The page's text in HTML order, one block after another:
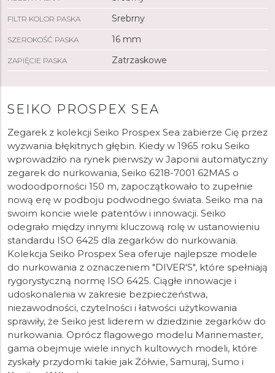
FILTR KOLOR PASKA Srebrny
SZEROKOŚĆ PASKA 16 mm
ZAPIĘCIE PASKA Zatrzaskowe
SEIKO PROSPEX SEA
Zegarek z kolekcji Seiko Prospex Sea zabierze Cię przez
wyzwania błękitnych głębin. Kiedy w 1965 roku Seiko
wprowadziło na rynek pierwszy w Japonii automatyczny
zegarek do nurkowania, Seiko 6218-7001 62MAS o
wodoodporności 150 m, zapoczątkowało to zupełnie
nową erę w podboju podwodnego świata. Seiko ma na
swoim koncie wiele patentów i innowacji. Seiko
odegrało między innymi kluczową rolę w ustanowieniu
standardu ISO 6425 dla zegarków do nurkowania.
Kolekcja Seiko Prospex Sea oferuje najlepsze modele
do nurkowania z oznaczeniem "DIVER'S", które spełniają
rygorystyczną normę ISO 6425. Ciągłe innowacje i
udoskonalenia w zakresie bezpieczeństwa,
niezawodności, czytelności i łatwości użytkowania
sprawiły, że Seiko jest liderem w dziedzinie zegarków do
nurkowania. Oprócz flagowego modelu Marinemaster,
gama obejmuje wiele innych kultowych modeli, które
zyskały przydomki takie jak Żółwie, Samuraj, Sumo i